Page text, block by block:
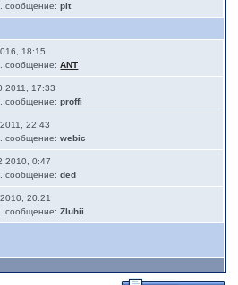
сообщение:pit
18:15
сообщение:ANT
17:33
сообщение:proffi
22:43
сообщение:webic
0:47
сообщение:ded
20:21
сообщение:Zluhii